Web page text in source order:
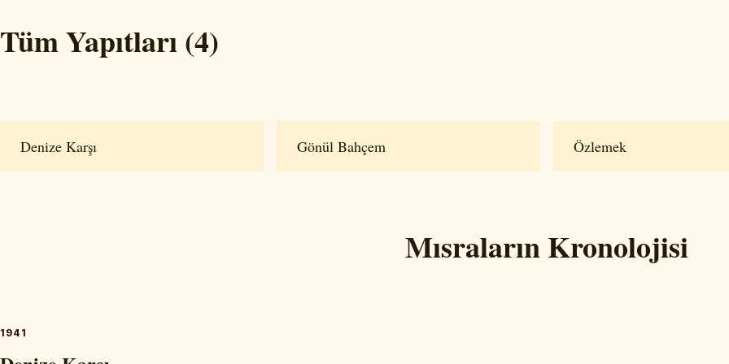
Tüm Yapıtları (4)
Denize Karşı Gönül Bahçem Özlemek
Mısraların Kronolojisi
1941